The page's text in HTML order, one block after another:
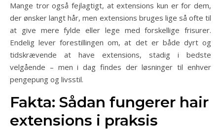
Mange tror også fejlagtigt, at extensions kun er for dem,
der ønsker langt hår, men extensions bruges lige så ofte til
at give mere fylde eller lege med forskellige frisurer.
Endelig lever forestillingen om, at det er både dyrt og
tidskrævende at have extensions, stadig i bedste
velgående – men i dag findes der løsninger til enhver
pengepung og livsstil.
Fakta: Sådan fungerer hair
extensions i praksis